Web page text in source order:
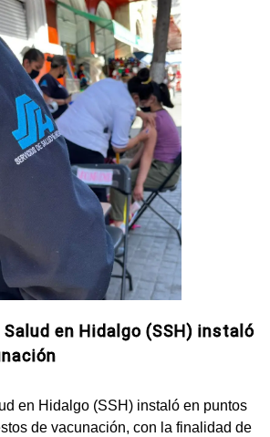
en Hidalgo (SSH) instaló
en Hidalgo (SSH) instaló en puntos
de vacunación, con la finalidad de